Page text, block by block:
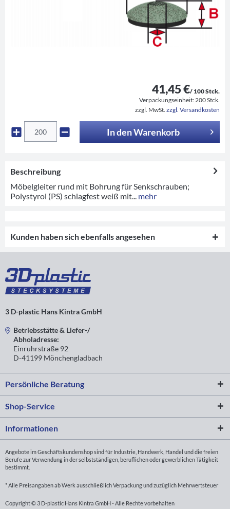
41,45 €/ 100 Stck.
Verpackungseinheit: 200 Stck.
zzgl. MwSt. zzgl. Versandkosten
In denWarenkorb
Beschreibung
Möbelgleiter rund mit Bohrung für Senkschrauben;
Polystyrol (PS) schlagfest weiß mit...
mehr
Kunden haben sich ebenfalls angesehen
3 D-plastic Hans Kintra GmbH
Betriebsstätte & Liefer-/
Abholadresse:
Einruhrstraße 92
D-41199 Mönchengladbach
Persönliche Beratung
Shop-Service
Informationen
Angebote im Geschäftskundenshop sind für Industrie, Handwerk, Handel und die freien
Berufe zur Verwendung in der selbstständigen, beruflichen oder gewerblichen Tätigkeit
bestimmt.
* Alle Preisangaben ab Werk ausschließlich Verpackung und zuzüglich Mehrwertsteuer
Copyright © 3 D-plastic Hans Kintra GmbH - Alle Rechte vorbehalten